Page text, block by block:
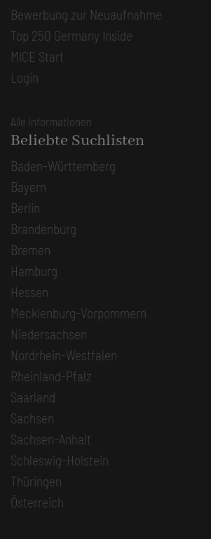
Bewerbung zur Neuaufnahme
Top 250 Germany Inside
MICE Start
Login
Alle Informationen
Beliebte Suchlisten
Baden-Württemberg
Bayern
Berlin
Brandenburg
Bremen
Hamburg
Hessen
Mecklenburg-Vorpommern
Niedersachsen
Nordrhein-Westfalen
Rheinland-Pfalz
Saarland
Sachsen
Sachsen-Anhalt
Schleswig-Holstein
Thüringen
Österreich